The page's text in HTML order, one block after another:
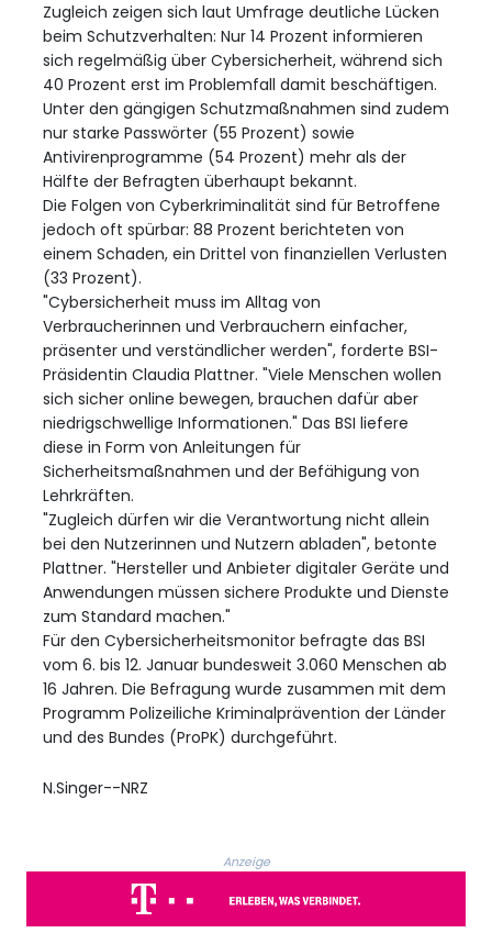
Zugleich zeigen sich laut Umfrage deutliche Lücken
beim Schutzverhalten: Nur 14 Prozent informieren
sich regelmäßig über Cybersicherheit, während sich
40 Prozent erst im Problemfall damit beschäftigen.
Unter den gängigen Schutzmaßnahmen sind zudem
nur starke Passwörter (55 Prozent) sowie
Antivirenprogramme (54 Prozent) mehr als der
Hälfte der Befragten überhaupt bekannt.
Die Folgen von Cyberkriminalität sind für Betroffene
jedoch oft spürbar: 88 Prozent berichteten von
einem Schaden, ein Drittel von finanziellen Verlusten
(33 Prozent).
"Cybersicherheit muss im Alltag von
Verbraucherinnen und Verbrauchern einfacher,
präsenter und verständlicher werden", forderte BSI-
Präsidentin Claudia Plattner. "Viele Menschen wollen
sich sicher online bewegen, brauchen dafür aber
niedrigschwellige Informationen." Das BSI liefere
diese in Form von Anleitungen für
Sicherheitsmaßnahmen und der Befähigung von
Lehrkräften.
"Zugleich dürfen wir die Verantwortung nicht allein
bei den Nutzerinnen und Nutzern abladen", betonte
Plattner. "Hersteller und Anbieter digitaler Geräte und
Anwendungen müssen sichere Produkte und Dienste
zum Standard machen."
Für den Cybersicherheitsmonitor befragte das BSI
vom 6. bis 12. Januar bundesweit 3.060 Menschen ab
16 Jahren. Die Befragung wurde zusammen mit dem
Programm Polizeiliche Kriminalprävention der Länder
und des Bundes (ProPK) durchgeführt.
N.Singer--NRZ
Anzeige